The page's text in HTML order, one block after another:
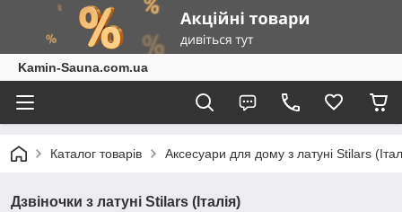
Kamin-Sauna.com.ua
Каталог товарів Аксесуари для дому з латуні Stilars
Дзвіночки з латуні Stilars (Італія)